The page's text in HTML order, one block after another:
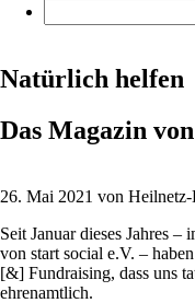
Natürlich helfen
Das Magazin
26. Mai 2021 von
Seit Januar dieses Jahres –
von start social e.V. –
[&] Fundraising, dass uns
ehrenamtlich.